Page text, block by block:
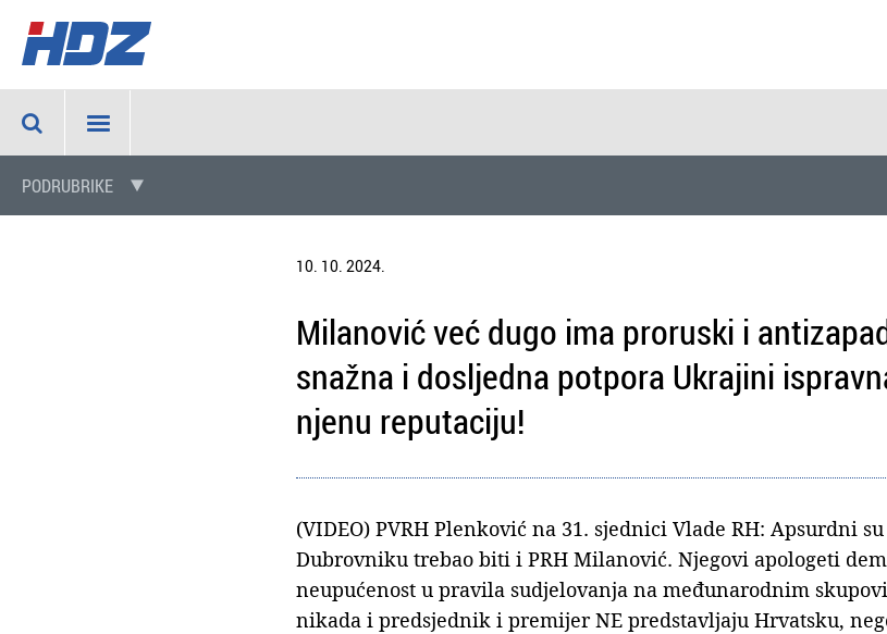
PODRUBRIKE
10. 10. 2024.
Milanović već dugo ima proruski i
snažna i dosljedna potpora Ukrajini
njenu reputaciju!
(VIDEO) PVRH Plenković na 31. sjednici Vlade RH: Apsurdni
Dubrovniku trebao biti i PRH Milanović. Njegovi apologeti
neupućenost u pravila sudjelovanja na međunarodnim
nikada i predsjednik i premijer NE predstavljaju Hrvatsku,